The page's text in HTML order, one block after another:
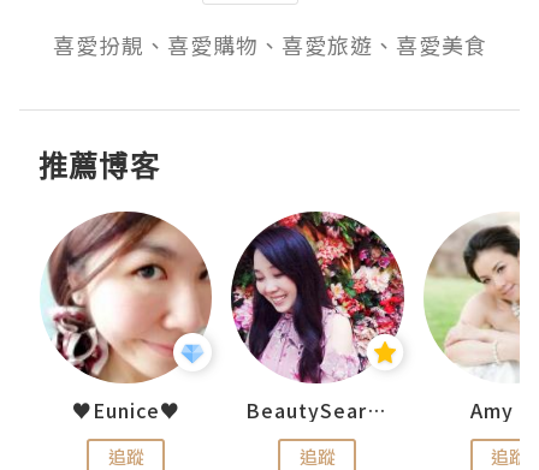
喜愛扮靚、喜愛購物、喜愛旅遊、喜愛美食
推薦博客
♥Eunice♥
追蹤
BeautySearch
追蹤
Amy
追蹤